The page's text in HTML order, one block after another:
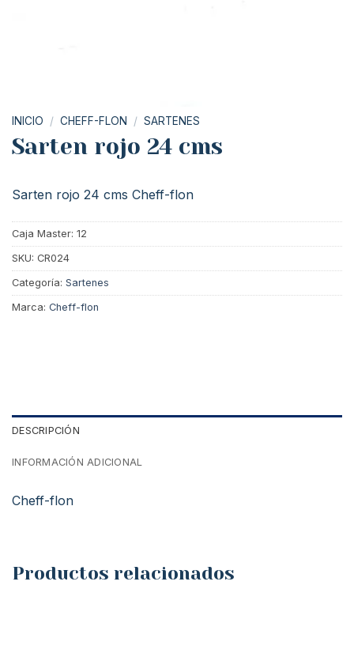
INICIO / CHEFF-FLON / SARTENES
Sarten rojo 24 cms
Sarten rojo 24 cms Cheff-flon
Caja Master: 12
SKU: CR024
Categoría: Sartenes
Marca: Cheff-flon
DESCRIPCIÓN
INFORMACIÓN ADICIONAL
Cheff-flon
Productos relacionados